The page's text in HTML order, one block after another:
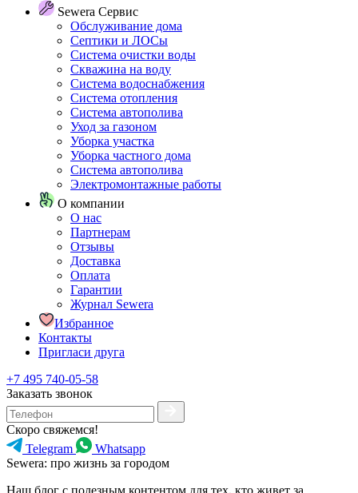
Sewera Сервис
Обслуживание дома
Септики и ЛОСы
Система очистки воды
Скважина на воду
Система водоснабжения
Система отопления
Система автополива
Уход за газоном
Уборка участка
Уборка частного дома
Система автополива
Электромонтажные работы
О компании
О нас
Партнерам
Отзывы
Доставка
Оплата
Гарантии
Журнал Sewera
Избранное
Контакты
Пригласи друга
+7 495 740-05-58
Заказать звонок
Скоро свяжемся!
Telegram
Whatsapp
Sewera: про жизнь за городом
Наш блог c полезным контентом для тех, кто живет за